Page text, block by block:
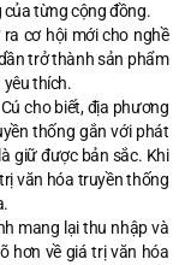
của từng cộng đồng.
cơ hội mới cho nghề
trở thành sản phẩm
yêu thích.
cho biết, địa phương
thống gắn với phát
giữ được bản sắc. Khi
văn hóa truyền thống
mang lại thu nhập và
hơn về giá trị văn hóa